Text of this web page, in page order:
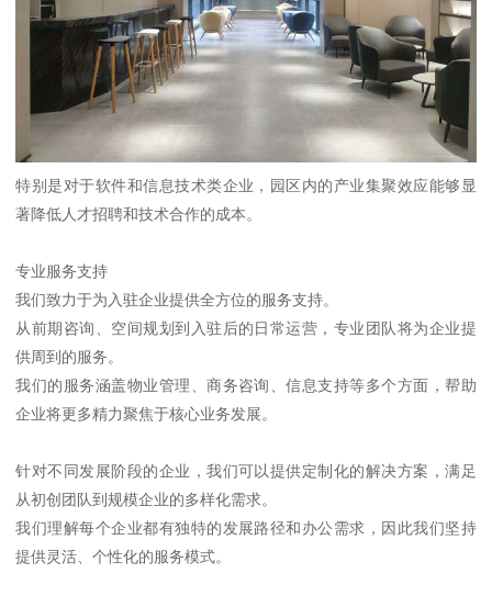
特别是对于软件和信息技术类企业，园区内的产业集聚效应能够显
著降低人才招聘和技术合作的成本。
专业服务支持
我们致力于为入驻企业提供全方位的服务支持。
从前期咨询、空间规划到入驻后的日常运营，专业团队将为企业提
供周到的服务。
我们的服务涵盖物业管理、商务咨询、信息支持等多个方面，帮助
企业将更多精力聚焦于核心业务发展。
针对不同发展阶段的企业，我们可以提供定制化的解决方案，满足
从初创团队到规模企业的多样化需求。
我们理解每个企业都有独特的发展路径和办公需求，因此我们坚持
提供灵活、个性化的服务模式。